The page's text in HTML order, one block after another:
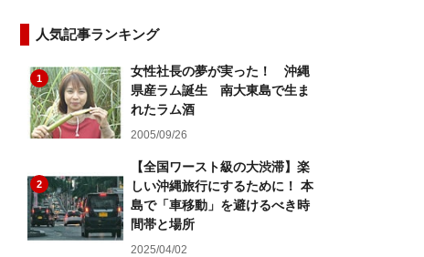
人気記事ランキング
1
女性社長の夢が実った！ 沖縄
県産ラム誕生 南大東島で生ま
れたラム酒
2005/09/26
2
【全国ワースト級の大渋滞】楽
しい沖縄旅行にするために！ 本
島で「車移動」を避けるべき時
間帯と場所
2025/04/02